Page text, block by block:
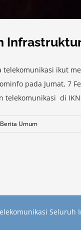
telekomunikasi ikut
pada Jumat, 7
di
Berita Umum
Seluruh